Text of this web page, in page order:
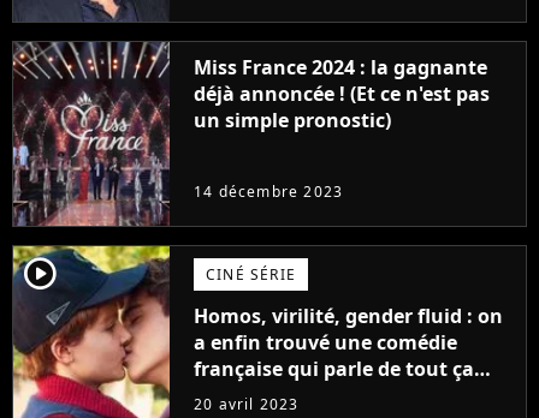
Miss France 2024 : la gagnante
déjà annoncée ! (Et ce n'est pas
un simple pronostic)
14 décembre 2023
player2 CINÉ SÉRIE
Homos, virilité, gender fluid : on
a enfin trouvé une comédie
française qui parle de tout ça
sans être super ringarde
20 avril 2023